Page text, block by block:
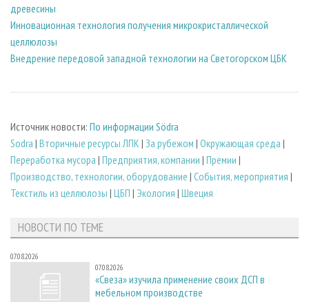
древесины
Инновационная технология получения микрокристаллической
целлюлозы
Внедрение передовой западной технологии на Светогорском ЦБК
Источник новости: По информации Södra
Sodra | Вторичные ресурсы ЛПК | За рубежом | Окружающая среда |
Переработка мусора | Предприятия, компании | Премии |
Производство, технологии, оборудование | События, мероприятия |
Текстиль из целлюлозы | ЦБП | Экология | Швеция
НОВОСТИ ПО ТЕМЕ
07.08.2026
07.08.2026
«Свеза» изучила применение своих ДСП в
мебельном производстве